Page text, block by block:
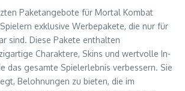
Paketangebote für Mortal Kombat
exklusive Werbepakete, die nur für
sind. Diese Pakete enthalten
Charaktere, Skins und wertvolle In-
das gesamte Spielerlebnis verbessern. Sie
Belohnungen zu bieten, die im